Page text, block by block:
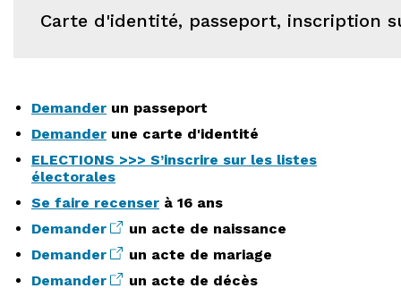
Carte d'identité, passeport, inscription
Demander un passeport
Demander une carte d'identité
ELECTIONS >>> S’inscrire sur les listes
électorales
Se faire recenser à 16 ans
Demander
un acte de naissance
Demander
un acte de mariage
Demander
un acte de décès